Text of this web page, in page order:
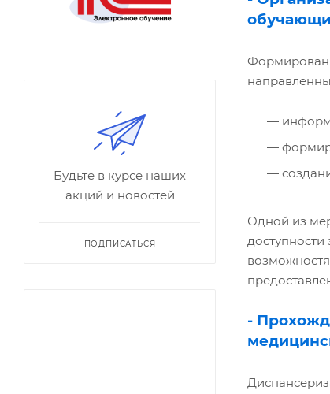
Одной из
доступности
-
Будьте в курсе наших
акций и новостей
ПОДПИСАТЬСЯ